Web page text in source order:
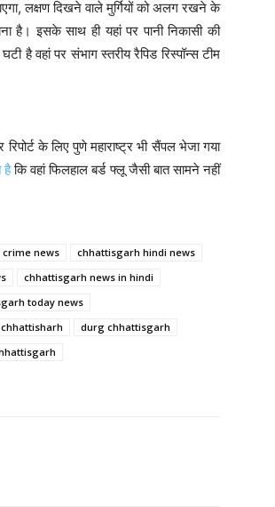
लक्षण दिखने वाले मुर्गियों को अलग रखने के
है। इसके साथ ही यहां पर पानी निकासी की
है वहां पर संभाग स्तरीय रैपिड रिस्पॉन्स टीम
के लिए पुणे महाराष्ट्र भी सैंपल भेजा गया
हैकि वहां फिलहाल बर्ड फ्लू जैसी बात सामने नहीं
news
chhattisgarh hindi news
chhattisgarh news in hindi
today news
chhattisharh
durg chhattisgarh